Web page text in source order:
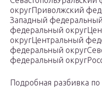
округПриволжский
Западный
федеральный
округЦентральный
федеральный
федеральный
Подробная разбивка